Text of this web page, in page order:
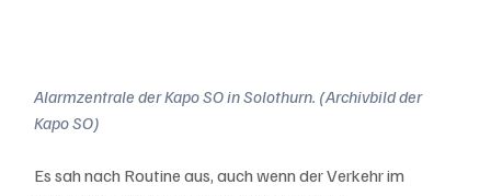
Alarmzentrale der Kapo SO in Solothurn. (Archivbild der
Kapo SO)
Es sah nach Routine aus, auch wenn der Verkehr im